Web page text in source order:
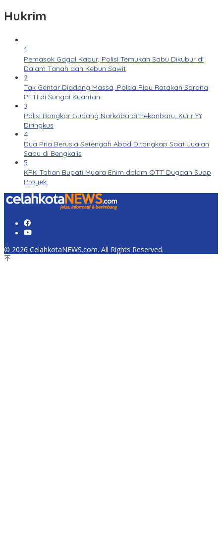
Hukrim
1
Pemasok Gagal Kabur, Polisi Temukan Sabu Dikubur di
Dalam Tanah dan Kebun Sawit
2
Tak Gentar Diadang Massa, Polda Riau Ratakan Sarana
PETI di Sungai Kuantan
3
Polisi Bongkar Gudang Narkoba di Pekanbaru, Kurir YY
Diringkus
4
Dua Pria Berusia Setengah Abad Ditangkap Saat Jualan
Sabu di Bengkalis
5
KPK Tahan Bupati Muara Enim dalam OTT Dugaan Suap
Proyek
© 2026 CelahkotaNEWS.com. All Rights Reserved.